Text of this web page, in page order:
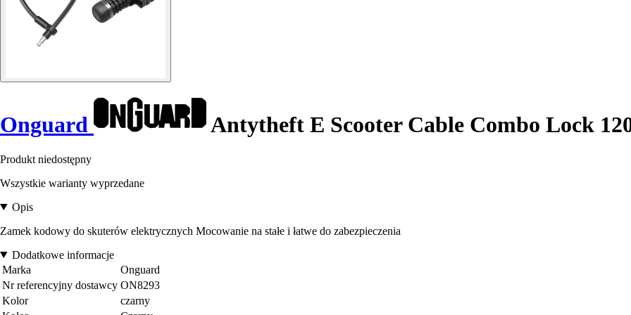
Onguard Antytheft E Scooter Cable Combo Lock
Produkt niedostępny
Wszystkie warianty wyprzedane
Opis
Zamek kodowy do skuterów elektrycznych Mocowanie na stałe i łatwe do zabezpieczenia
Dodatkowe informacje
Marka
Onguard
Nr referencyjny dostawcy ON8293
Kolor
czarny